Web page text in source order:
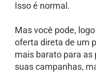
Isso é normal.
Mas você pode,
oferta direta de um
mais barato para as
suas campanhas,